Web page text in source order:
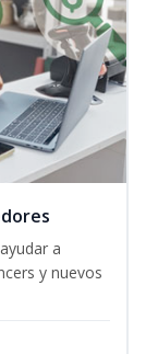
a
y nuevos